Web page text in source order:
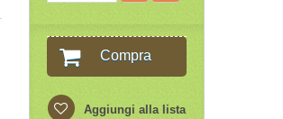
Compra
Aggiungi alla lista